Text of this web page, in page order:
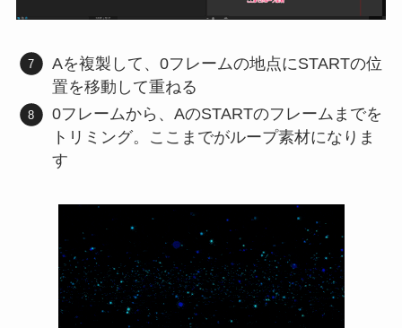
Aを複製して、0フレームの地点にSTARTの位
置を移動して重ねる
0フレームから、AのSTARTのフレームまでを
トリミング。ここまでがループ素材になりま
す